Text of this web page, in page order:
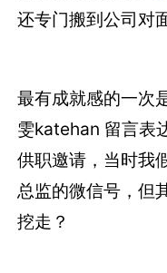
还专门搬到公司对
最有成就感的一次
雯katehan 留言表
供职邀请，当时我
总监的微信号，但
挖走？